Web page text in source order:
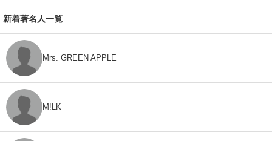
新着著名人一覧
Mrs. GREEN APPLE
M!LK